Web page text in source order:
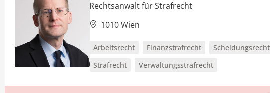
Rechtsanwalt für Strafrecht
1010 Wien
Arbeitsrecht Finanzstrafrecht
Scheidungsrecht
Strafrecht
Verwaltungsstrafrecht